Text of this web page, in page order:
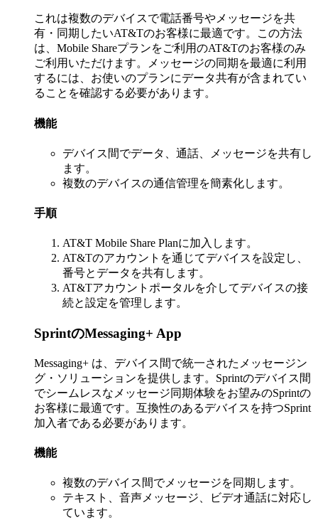
これは複数のデバイスで電話番号やメッセージを共
有・同期したいAT&Tのお客様に最適です。この方法
は、Mobile Shareプランをご利用のAT&Tのお客様のみ
ご利用いただけます。メッセージの同期を最適に利用
するには、お使いのプランにデータ共有が含まれてい
ることを確認する必要があります。
機能
デバイス間でデータ、通話、メッセージを共有し
ます。
複数のデバイスの通信管理を簡素化します。
手順
AT&T Mobile Share Planに加入します。
AT&Tのアカウントを通じてデバイスを設定し、
番号とデータを共有します。
AT&Tアカウントポータルを介してデバイスの接
続と設定を管理します。
SprintのMessaging+ App
Messaging+ は、デバイス間で統一されたメッセージン
グ・ソリューションを提供します。Sprintのデバイス間
でシームレスなメッセージ同期体験をお望みのSprintの
お客様に最適です。互換性のあるデバイスを持つSprint
加入者である必要があります。
機能
複数のデバイス間でメッセージを同期します。
テキスト、音声メッセージ、ビデオ通話に対応し
ています。